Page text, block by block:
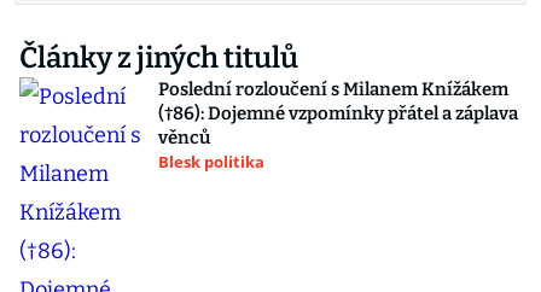
Články z jiných titulů
Poslední rozloučení s Milanem Knížákem
(†86): Dojemné vzpomínky přátel a záplava
věnců
Blesk politika